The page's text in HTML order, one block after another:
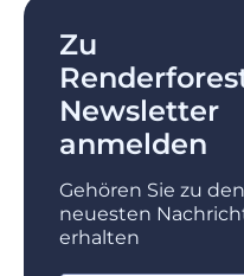
Zu
Newsletter
anmelden
Gehören Sie zu
neuesten
erhalten